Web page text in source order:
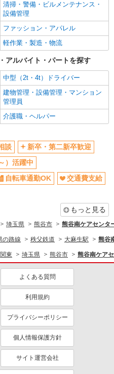
社会保険あり
研修制度あり
主婦・主夫歓迎
ブランクOK
朝
夕方
髭（ひげ）OK
車通勤OK
産休・育休取得実績あり
・福祉
交通費支給
週2～3日勤務OK
産休・育休取得実績あり
清掃・警備・ビルメンテナンス・
設備管理
ファッション・アパレル
軽作業・製造・物流
アルバイト・パートを探す
中型（2t・4t）ドライバー
建物管理・設備管理・マンション
管理員
介護職・ヘルパー
談
新卒・第二新卒歓迎
）活躍中
自転車通勤OK
交通費支給
もっと見る
埼玉県 熊谷市 熊谷南ケアセンタ
の路線 秩父鉄道 大麻生駅 熊谷
関東 埼玉県 熊谷市 熊谷南ケア
よくある質問
利用規約
プライバシーポリシー
個人情報保護方針
サイト運営会社